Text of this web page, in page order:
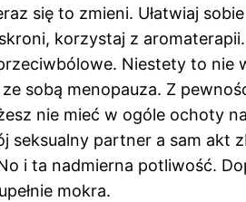
się to zmieni. Ułatwiaj
korzystaj z
Niestety to nie
sobą menopauza. Z
nie mieć w ogóle ochoty
seksualny partner a sam akt
i ta nadmierna potliwość.
mokra.